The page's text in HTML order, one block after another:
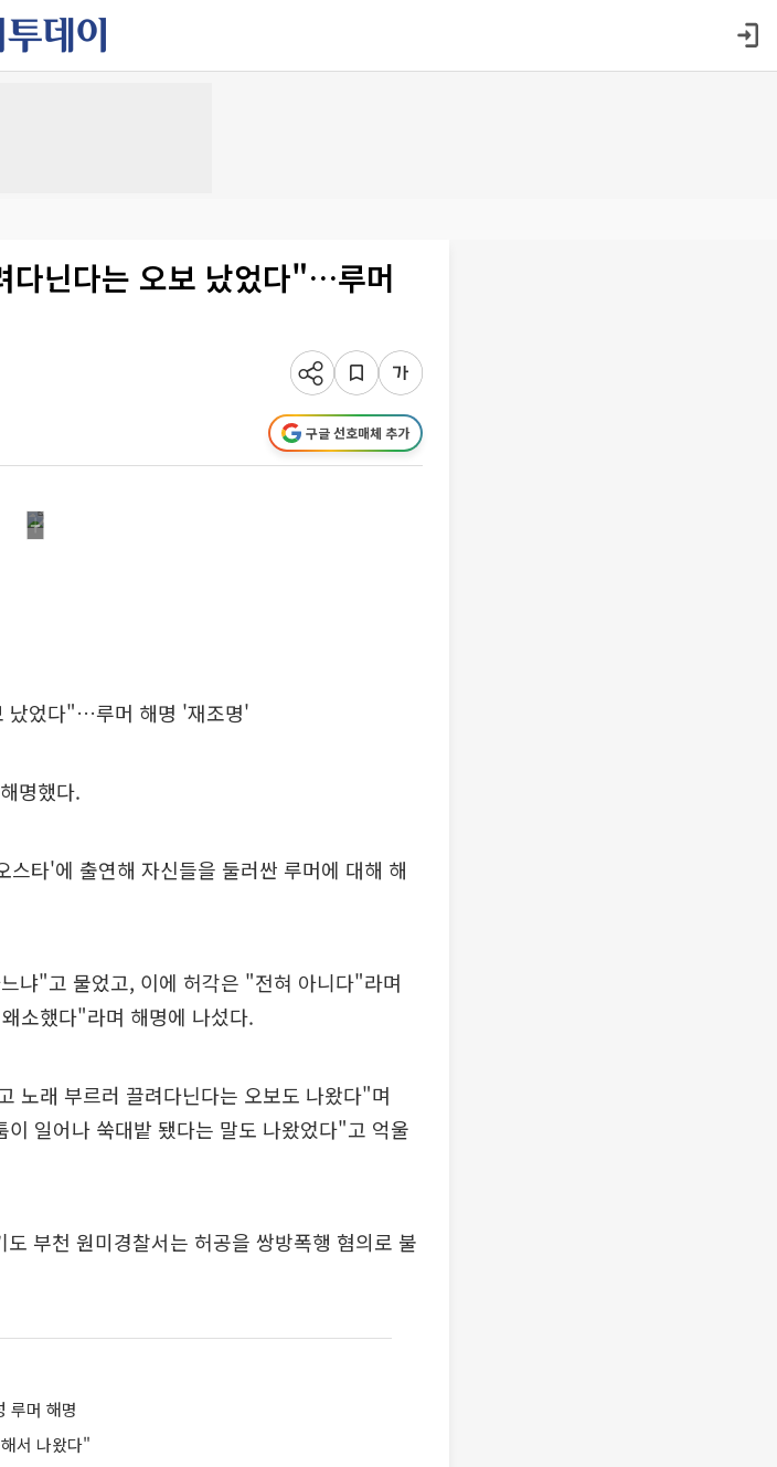
다닌다는 오보 났었다"…루머
구글 선호매체 추가
났었다"…루머 해명 '재조명'
명했다.
타'에 출연해 자신들을 둘러싼 루머에 대해 해
냐"고 물었고, 이에 허각은 "전혀 아니다"라며
소했다"라며 해명에 나섰다.
노래 부르러 끌려다닌다는 오보도 나왔다"며
일어나 쑥대밭 됐다는 말도 나왔었다"고 억울
부천 원미경찰서는 허공을 쌍방폭행 혐의로 불
루머 해명
서 나왔다"